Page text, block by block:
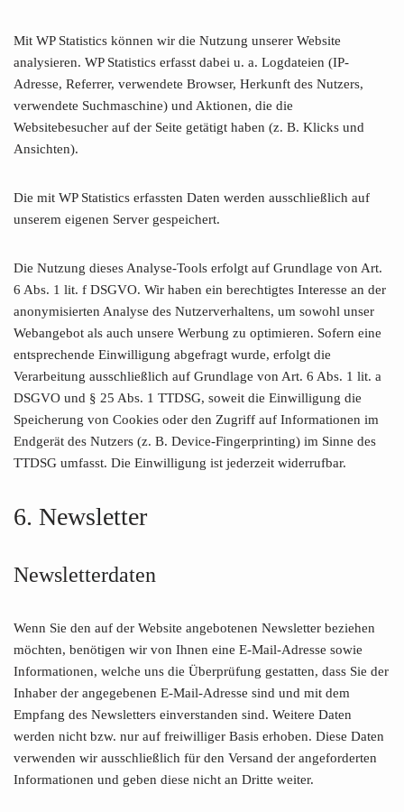
Mit WP Statistics können wir die Nutzung unserer Website
analysieren. WP Statistics erfasst dabei u. a. Logdateien (IP-
Adresse, Referrer, verwendete Browser, Herkunft des Nutzers,
verwendete Suchmaschine) und Aktionen, die die
Websitebesucher auf der Seite getätigt haben (z. B. Klicks und
Ansichten).
Die mit WP Statistics erfassten Daten werden ausschließlich auf
unserem eigenen Server gespeichert.
Die Nutzung dieses Analyse-Tools erfolgt auf Grundlage von Art.
6 Abs. 1 lit. f DSGVO. Wir haben ein berechtigtes Interesse an der
anonymisierten Analyse des Nutzerverhaltens, um sowohl unser
Webangebot als auch unsere Werbung zu optimieren. Sofern eine
entsprechende Einwilligung abgefragt wurde, erfolgt die
Verarbeitung ausschließlich auf Grundlage von Art. 6 Abs. 1 lit. a
DSGVO und § 25 Abs. 1 TTDSG, soweit die Einwilligung die
Speicherung von Cookies oder den Zugriff auf Informationen im
Endgerät des Nutzers (z. B. Device-Fingerprinting) im Sinne des
TTDSG umfasst. Die Einwilligung ist jederzeit widerrufbar.
6. Newsletter
Newsletter­daten
Wenn Sie den auf der Website angebotenen Newsletter beziehen
möchten, benötigen wir von Ihnen eine E-Mail-Adresse sowie
Informationen, welche uns die Überprüfung gestatten, dass Sie der
Inhaber der angegebenen E-Mail-Adresse sind und mit dem
Empfang des Newsletters einverstanden sind. Weitere Daten
werden nicht bzw. nur auf freiwilliger Basis erhoben. Diese Daten
verwenden wir ausschließlich für den Versand der angeforderten
Informationen und geben diese nicht an Dritte weiter.